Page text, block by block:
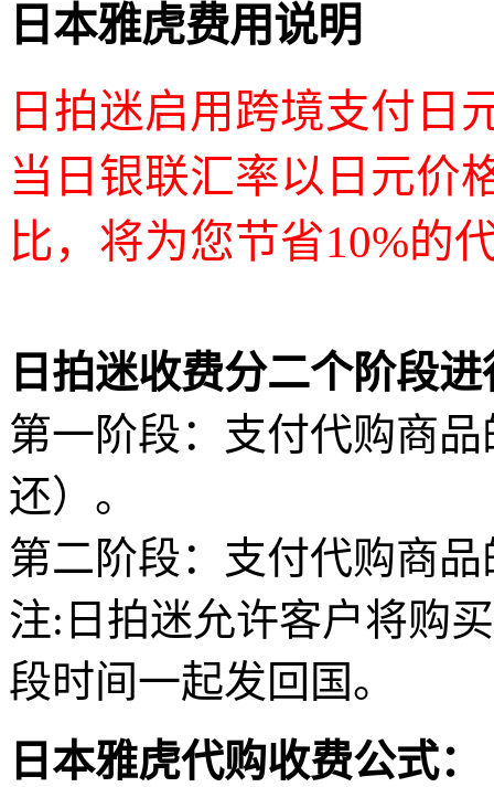
日本雅虎费用说明
日拍迷启用跨境支付日
当日银联汇率以日元价
比，将为您节省10%的
日拍迷收费分二个阶段
第一阶段：支付代购商
还）。
第二阶段：支付代购商
注:日拍迷允许客户将购
段时间一起发回国。
日本雅虎代购收费公式：